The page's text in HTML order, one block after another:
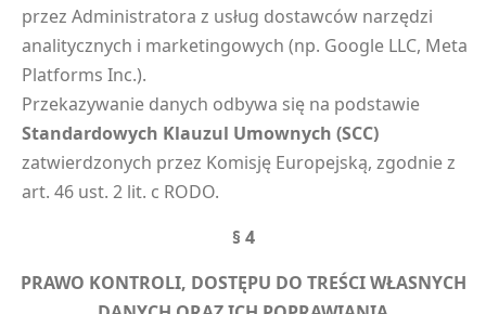
przez Administratora z usług dostawców narzędzi
analitycznych i marketingowych (np. Google LLC, Meta
Platforms Inc.).
Przekazywanie danych odbywa się na podstawie
Standardowych Klauzul Umownych (SCC)
zatwierdzonych przez Komisję Europejską, zgodnie z
art. 46 ust. 2 lit. c RODO.
§ 4
PRAWO KONTROLI, DOSTĘPU DO TREŚCI WŁASNYCH